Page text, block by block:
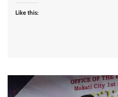
Like this: